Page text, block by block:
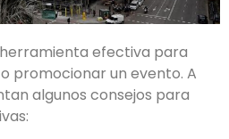
efectiva para
promocionar un evento. A
algunos consejos para